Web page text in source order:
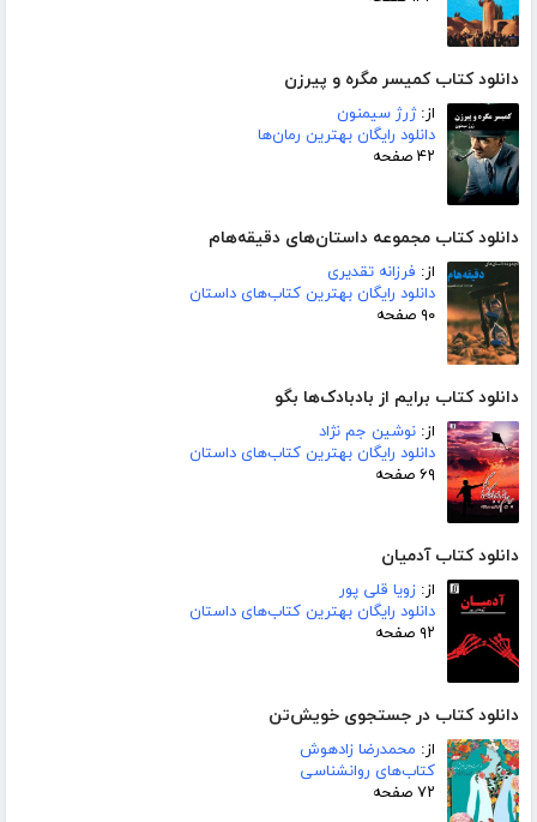
دانلود کتاب کمیسر مگره و پیرزن
از:ژرژ سیمنون
دانلود رایگان بهترین رمان‌ها
۴۲ صفحه
دانلود کتاب مجموعه داستان‌های دقیقه‌هام
از: فرزانه تقدیری
دانلود رایگان بهترین کتاب‌های داستان
۹۰ صفحه
دانلود کتاب برایم از بادبادک‌ها بگو
از: نوشین جم نژاد
دانلود رایگان بهترین کتاب‌های داستان
۶۹ صفحه
دانلود کتاب آدمیان
از: زویا قلی پور
دانلود رایگان بهترین کتاب‌های داستان
۹۲ صفحه
دانلود کتاب در جستجوی خویش‌تن
از: محمدرضا زادهوش
کتاب‌های روانشناسی
۷۲ صفحه